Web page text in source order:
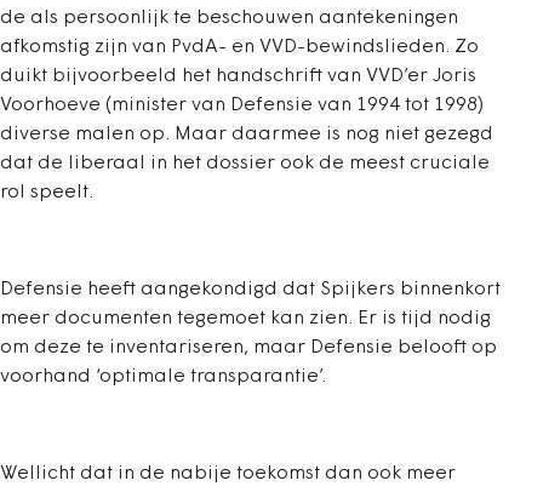
de als persoonlijk te beschouwen aantekeningen
afkomstig zijn van PvdA- en VVD-bewindslieden. Zo
duikt bijvoorbeeld het handschrift van VVD’er Joris
Voorhoeve (minister van Defensie van 1994 tot 1998)
diverse malen op. Maar daarmee is nog niet gezegd
dat de liberaal in het dossier ook de meest cruciale
rol speelt.
Defensie heeft aangekondigd dat Spijkers binnenkort
meer documenten tegemoet kan zien. Er is tijd nodig
om deze te inventariseren, maar Defensie belooft op
voorhand ‘optimale transparantie’.
Wellicht dat in de nabije toekomst dan ook meer